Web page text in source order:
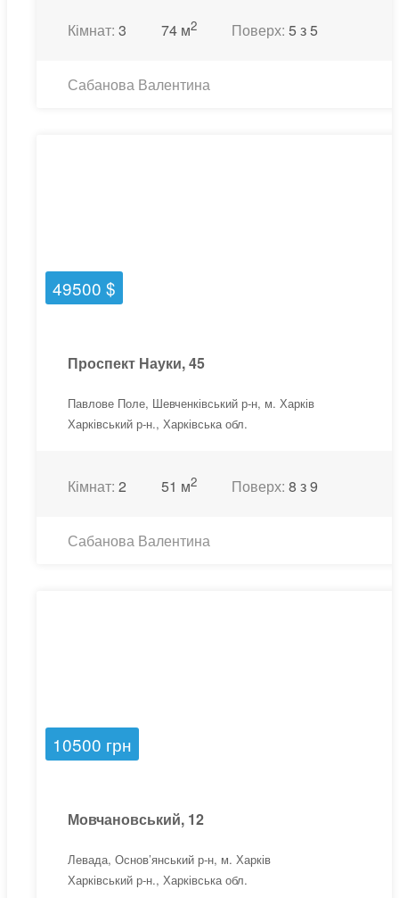
Кімнат: 3 74 м2 Поверх: 5 з 5
Сабанова Валентина
49500 $
Проспект Науки, 45
Павлове Поле, Шевченківський р-н, м. Харків
Харківський р-н., Харківська обл.
Кімнат: 2 51 м2 Поверх: 8 з 9
Сабанова Валентина
10500 грн
Мовчановський, 12
Левада, Основ’янський р-н, м. Харків
Харківський р-н., Харківська обл.